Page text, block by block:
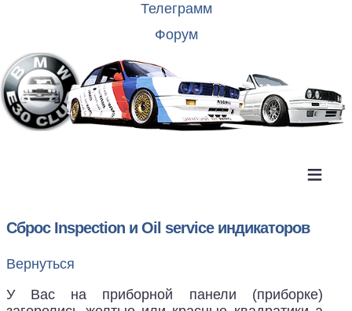
Телеграмм
Форум
Сброс Inspection и Oil service индикаторов
Вернуться
У Вас на приборной панели (приборке)